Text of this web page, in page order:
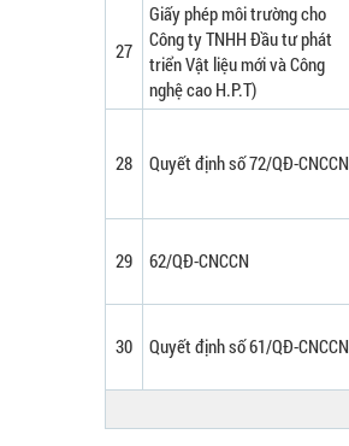
27
Giấy phép môi trường cho
Công ty TNHH Đầu tư phát
triển Vật liệu mới và Công
nghệ cao H.P.T)
28 Quyết định số 72/QĐ-CNCCN
29 62/QĐ-CNCCN
30 Quyết định số 61/QĐ-CNCCN